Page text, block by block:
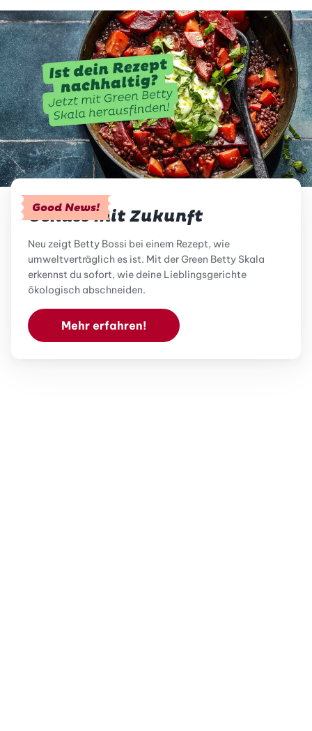
Good News!
Genuss mit Zukunft
Neu zeigt Betty Bossi bei einem Rezept, wie
umweltverträglich es ist. Mit der Green Betty Skala
erkennst du sofort, wie deine Lieblingsgerichte
ökologisch abschneiden.
Mehr erfahren!